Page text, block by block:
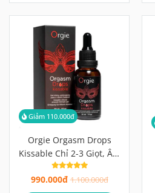
Giảm 110.000đ
Orgie Orgasm Drops
Kissable Chỉ 2-3 Giọt, Âm
Vật Bừng Sóng Ấm Nóng
Và Ngứa Ran
990.000đ 1.100.000đ